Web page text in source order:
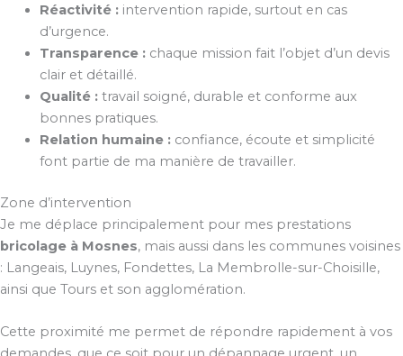
Réactivité :intervention rapide, surtout en cas
d’urgence.
Transparence :chaque mission fait l’objet d’un devis
clair et détaillé.
Qualité :travail soigné, durable et conforme aux
bonnes pratiques.
Relation humaine :confiance, écoute et simplicité
font partie de ma manière de travailler.
Zone d’intervention
Je me déplace principalement pour mes prestations
bricolage à Mosnes, mais aussi dans les communes voisines
: Langeais, Luynes, Fondettes, La Membrolle-sur-Choisille,
ainsi que Tours et son agglomération.
Cette proximité me permet de répondre rapidement à vos